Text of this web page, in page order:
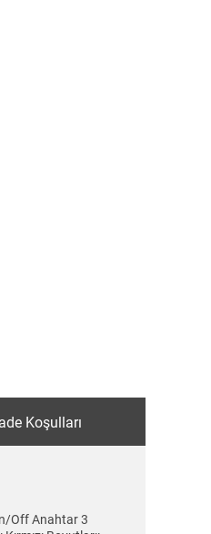
İade Koşulları
Off Anahtar 3